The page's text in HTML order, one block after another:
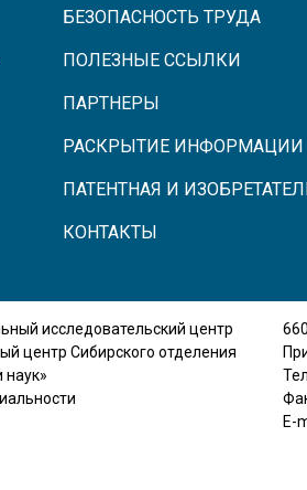
БЕЗОПАСНОСТЬ ТРУДА
ПОЛЕЗНЫЕ ССЫЛКИ
ПАРТНЕРЫ
РАСКРЫТИЕ ИНФОРМАЦИИ
ПАТЕНТНАЯ И
КОНТАКТЫ
исследовательский центр
центр Сибирского отделения
наук»
E-